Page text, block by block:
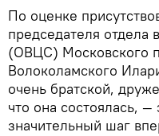
По оценке
председателя отдела
(ОВЦС) Московского
Волоколамского
очень братской,
что она состоялась,
значительный шаг